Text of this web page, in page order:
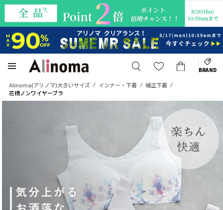
BRAND
Alinoma(アリノマ)大きいサイズ インナー・下着
補正下着
花柄ノンワイヤーブラ